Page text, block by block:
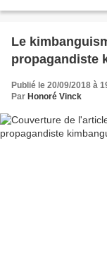
Le
propagandiste
Publié le 20/09/2018 à
Par Honoré Vinck